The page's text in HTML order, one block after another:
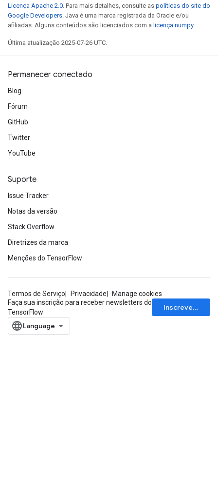
Licença Apache 2.0. Para mais detalhes, consulte as políticas do site do
Google Developers. Java é uma marca registrada da Oracle e/ou
afiliadas. Alguns conteúdos são licenciados com a licença numpy.
Última atualização 2025-07-26 UTC.
Permanecer conectado
Blog
Fórum
GitHub
Twitter
YouTube
Suporte
Issue Tracker
Notas da versão
Stack Overflow
Diretrizes da marca
Menções do TensorFlow
Termos de Serviço Privacidade
Manage cookies
Faça sua inscrição para receber newsletters do
TensorFlow
Inscrever-se